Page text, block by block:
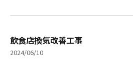
飲食店換気改善工事
2024/06/10